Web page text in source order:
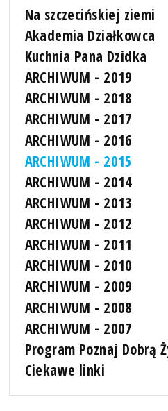
Na szczecińskiej ziemi
Akademia Działkowca
Kuchnia Pana Dzidka
ARCHIWUM - 2019
ARCHIWUM - 2018
ARCHIWUM - 2017
ARCHIWUM - 2016
ARCHIWUM - 2015
ARCHIWUM - 2014
ARCHIWUM - 2013
ARCHIWUM - 2012
ARCHIWUM - 2011
ARCHIWUM - 2010
ARCHIWUM - 2009
ARCHIWUM - 2008
ARCHIWUM - 2007
Program Poznaj Dobrą
Ciekawe linki